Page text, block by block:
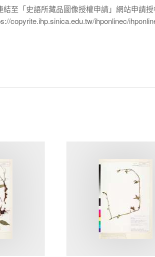
結至「史語所藏品圖像授權申請」網站申請授
copyrite.ihp.sinica.edu.tw/ihponlinec/